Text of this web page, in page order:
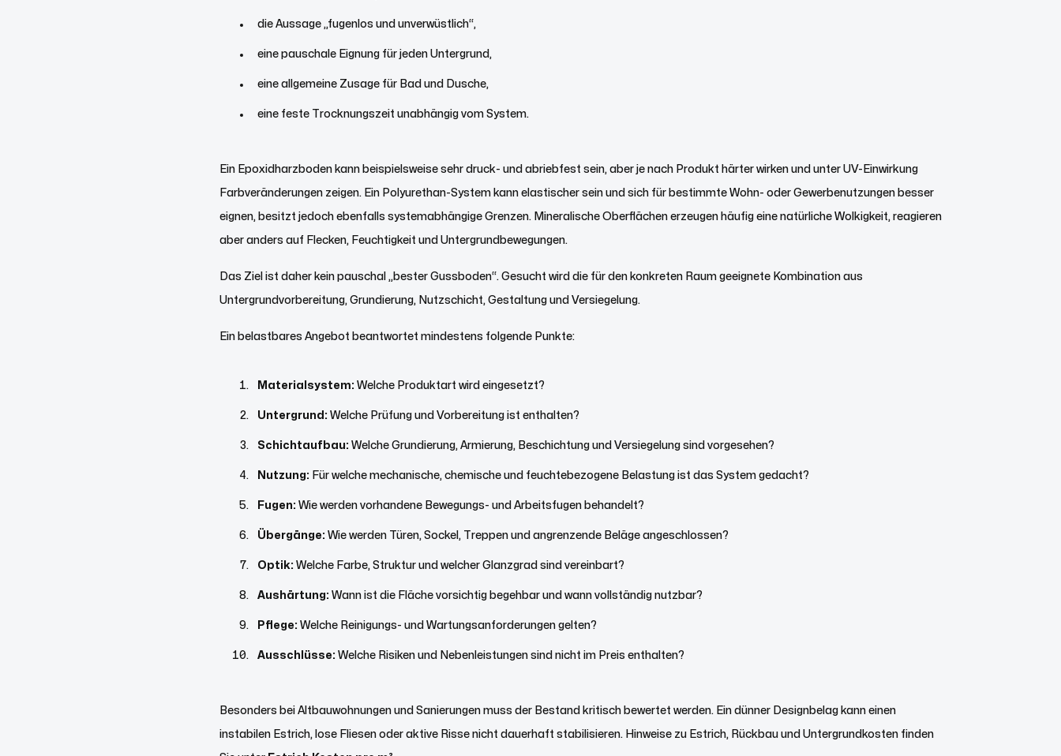
die Aussage „fugenlos und unverwüstlich“,
eine pauschale Eignung für jeden Untergrund,
eine allgemeine Zusage für Bad und Dusche,
eine feste Trocknungszeit unabhängig vom System.
Ein Epoxidharzboden kann beispielsweise sehr druck- und abriebfest sein, aber je nach Produkt härter wirken und unter UV-Einwirkung
Farbveränderungen zeigen. Ein Polyurethan-System kann elastischer sein und sich für bestimmte Wohn- oder Gewerbenutzungen besser
eignen, besitzt jedoch ebenfalls systemabhängige Grenzen. Mineralische Oberflächen erzeugen häufig eine natürliche Wolkigkeit, reagieren
aber anders auf Flecken, Feuchtigkeit und Untergrundbewegungen.
Das Ziel ist daher kein pauschal „bester Gussboden“. Gesucht wird die für den konkreten Raum geeignete Kombination aus
Untergrundvorbereitung, Grundierung, Nutzschicht, Gestaltung und Versiegelung.
Ein belastbares Angebot beantwortet mindestens folgende Punkte:
Materialsystem: Welche Produktart wird eingesetzt?
Untergrund: Welche Prüfung und Vorbereitung ist enthalten?
Schichtaufbau: Welche Grundierung, Armierung, Beschichtung und Versiegelung sind vorgesehen?
Nutzung: Für welche mechanische, chemische und feuchtebezogene Belastung ist das System gedacht?
Fugen: Wie werden vorhandene Bewegungs- und Arbeitsfugen behandelt?
Übergänge: Wie werden Türen, Sockel, Treppen und angrenzende Beläge angeschlossen?
Optik: Welche Farbe, Struktur und welcher Glanzgrad sind vereinbart?
Aushärtung: Wann ist die Fläche vorsichtig begehbar und wann vollständig nutzbar?
Pflege: Welche Reinigungs- und Wartungsanforderungen gelten?
Ausschlüsse: Welche Risiken und Nebenleistungen sind nicht im Preis enthalten?
Besonders bei Altbauwohnungen und Sanierungen muss der Bestand kritisch bewertet werden. Ein dünner Designbelag kann einen
instabilen Estrich, lose Fliesen oder aktive Risse nicht dauerhaft stabilisieren. Hinweise zu Estrich, Rückbau und Untergrundkosten finden